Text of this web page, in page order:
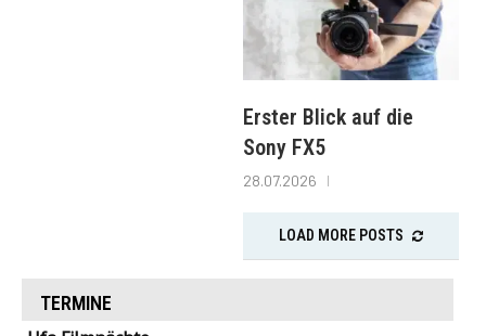
Erster Blick auf die
Sony FX5
28.07.2026
LOAD MORE POSTS
TERMINE